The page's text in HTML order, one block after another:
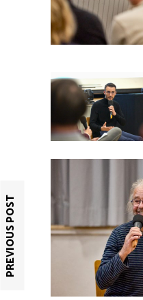
PREVIOUS POST